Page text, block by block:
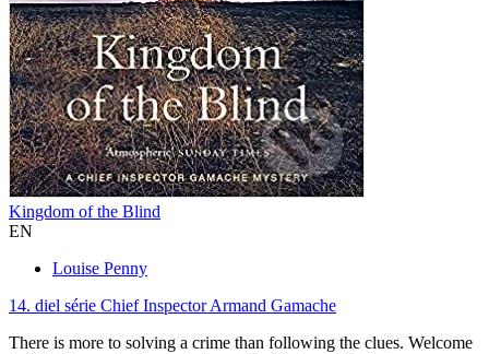
Kingdom of the Blind
EN
Louise Penny
14. diel série Chief Inspector Armand Gamache
There is more to solving a crime than following the clues. Welcome